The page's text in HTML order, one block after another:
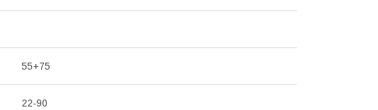
55+75
22-90